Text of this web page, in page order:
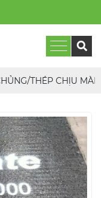
THÉP CHỊU MÀI